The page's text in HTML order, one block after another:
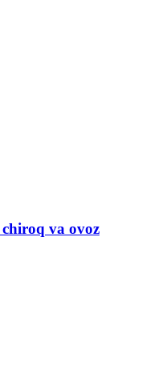
va ovoz